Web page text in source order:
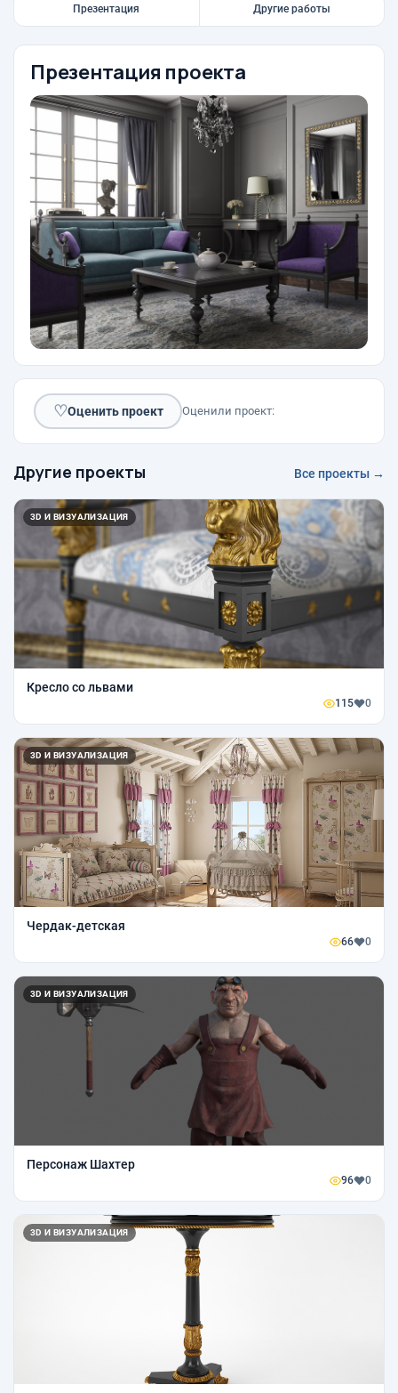
Презентация Другие работы
Презентация проекта
♡Оценить проект Оценили проект:
Другие проекты Все проекты →
3D И ВИЗУАЛИЗАЦИЯ
Кресло со львами
115 0
3D И ВИЗУАЛИЗАЦИЯ
Чердак-детская
66 0
3D И ВИЗУАЛИЗАЦИЯ
Персонаж Шахтер
96 0
3D И ВИЗУАЛИЗАЦИЯ